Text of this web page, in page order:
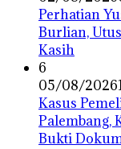
Perhatian
Burlian,
Kasih
6
05/08/2026
Kasus
Palembang,
Bukti